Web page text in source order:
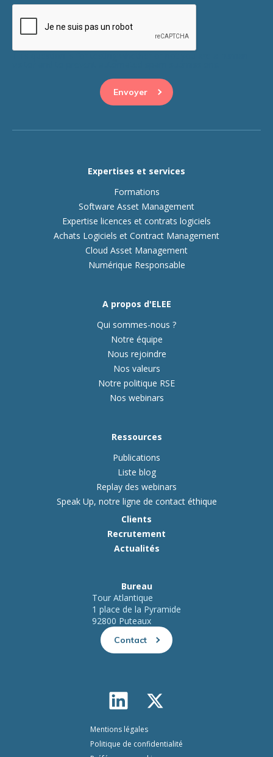
Expertises et services
Formations
Software Asset Management
Expertise licences et contrats logiciels
Achats Logiciels et Contract Management
Cloud Asset Management
Numérique Responsable
A propos d'ELEE
Qui sommes-nous ?
Notre équipe
Nous rejoindre
Nos valeurs
Notre politique RSE
Nos webinars
Ressources
Publications
Liste blog
Replay des webinars
Speak Up, notre ligne de contact éthique
Clients
Recrutement
Actualités
Bureau
Tour Atlantique
1 place de la Pyramide
92800 Puteaux
Contact
Mentions légales
Politique de confidentialité